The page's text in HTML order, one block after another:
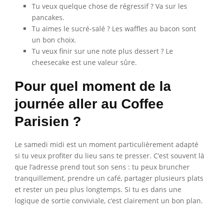
Tu veux quelque chose de régressif ? Va sur les
pancakes.
Tu aimes le sucré-salé ? Les waffles au bacon sont
un bon choix.
Tu veux finir sur une note plus dessert ? Le
cheesecake est une valeur sûre.
Pour quel moment de la
journée aller au Coffee
Parisien ?
Le samedi midi est un moment particulièrement adapté
si tu veux profiter du lieu sans te presser. C’est souvent là
que l’adresse prend tout son sens : tu peux bruncher
tranquillement, prendre un café, partager plusieurs plats
et rester un peu plus longtemps. Si tu es dans une
logique de sortie conviviale, c’est clairement un bon plan.